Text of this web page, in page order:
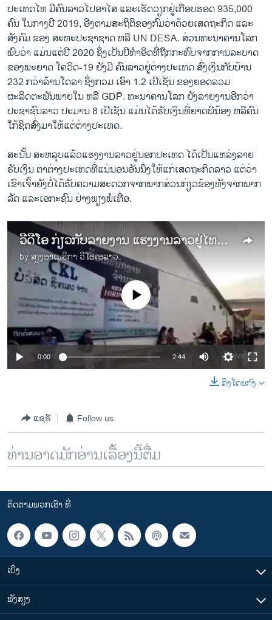
ປະເທດໄທ ມີຄົນລາວໄປອາໄສ ແລະເຮັດວຽກຢູ່ເກືອບຮອດ 935,000
ຄົນ ໃນກາງປີ 2019, ອີງຕາມສະຖິຕິຂອງກົມວ່າດ້ວຍເສດຖະກິດ ແລະ
ສັງຄົມ ຂອງ ສະຫະປະຊາຊາດ ຫລື UN DESA. ສ່ວນທະນາຄານໂລກ
ພົບວ່າ ແມ່ນແຕ່ປີ 2020 ຊຶ່ງເປັນປີທໍາອິດທີ່ຖືກກະທົບຈາກການລະບາດ
ຂອງພະຍາດ ໂຄວິດ-19 ຍັງມີ ຄົນລາວຢູ່ຕ່າງປະເທດ ສົ່ງເງິນກັບບ້ານ
232 ກວ່າລ້ານໂດລາ ຊຶ່ງກວມ ເອົາ 1.2 ເປີເຊັນ ຂອງຍອດລວມ
ຜະລິດຕະພັນພາຍໃນ ຫລື GDP. ທະນາຄານໂລກ ຍັງລາຍງານອີກວ່າ
ປະຊາຊົນລາວ ປະມານ 8 ເປີເຊັນ ແມ່ນໄດ້ຮັບເງິນທີ່ຍາດພີ່ນ້ອງ ຫລືຄົນ
ໃກ້ຊິດສົ່ງມາໃຫ້ແຕ່ຕ່າງປະເທດ.
ສະນັ້ນ ສະຫລຸບແລ້ວແຮງງານລາວຢູ່ນອກປະເທດ ໄດ້ເປັນແຫລ່ງລາຍ
ຮັບເງິນ ຕາຕ່າງປະເທດທີ່ແນ່ນອນອັນນຶ່ງໃຫ້ແກ່ເສດຖະກິດລາວ ແຕ່ວ່າ
ເຂົາເຈົ້າຍັງບໍ່ໄດ້ຮັບຄວາມສະດວກຈາກພາກສ່ວນກ່ຽວຂ້ອງທັງຈາກພາກ
ລັດ ແລະເອກະຊົນ ຢ່າງພຽງພໍເທື່ອ.
ວີດີໂອ ກ່ຽວກັບລາຍງານ ແຮງງານລາວຢູ່ໄທສົ່ງເງິນກັບບ້ານປີລະ 3 ລ້ານກວ່າໂດລາ ແຕ່ຍັງບໍ່ໄດ້ ຮັບຄວາມສະດວກຢ່າງພຽງພໍຈາກພາກສ່ວນຕ່າງໆ
by ສຽງອາເມຣິກາ ວີໂອເອລາວ
No media source currently available
0:00 2:44
ລິງໂດຍກົງ
ແຊຣ໌ Follow us
ທ່ານອາດມັກອ່ານເລື້ອງນີ້ຕື່ມ
ຕິດຕາມພວກເຮົາ ທີ່
ເບິ່ງ
ຟັງສຽງ